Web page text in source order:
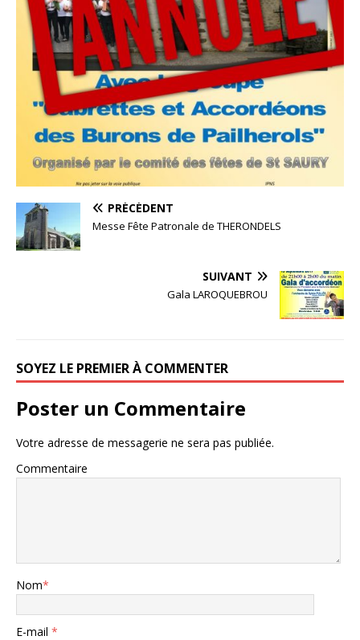
PRÉCÉDENT
Messe Fête Patronale de THERONDELS
SUIVANT
Gala LAROQUEBROU
SOYEZ LE PREMIER À COMMENTER
Poster un Commentaire
Votre adresse de messagerie ne sera pas publiée.
Commentaire
Nom*
E-mail *